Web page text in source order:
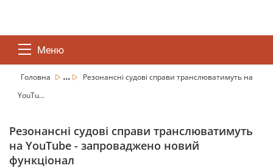
Меню
Головна ...
Резонансні судові справи транслюватимуть на
YouTu...
Резонансні судові справи транслюватимуть
на YouTube - запроваджено новий
функціонал